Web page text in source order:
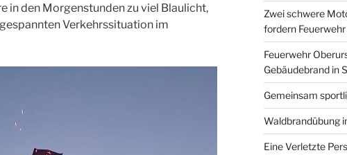
in den Morgenstunden zu viel Blaulicht,
Verkehrssituation im
Zwei schwere
fordern
Feuerwehr
Gebäudebrand in
Gemeinsam
Waldbrandübung
Eine Verletzte